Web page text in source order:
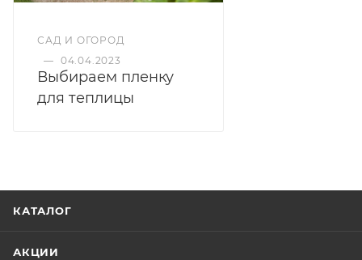
САД И ОГОРОД
— 04.04.2023
Выбираем пленку
для теплицы
КАТАЛОГ
АКЦИИ